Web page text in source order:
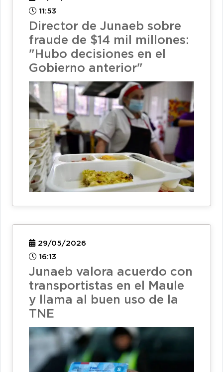
11:53
Director de Junaeb sobre
fraude de $14 mil millones:
"Hubo decisiones en el
Gobierno anterior"
29/05/2026
16:13
Junaeb valora acuerdo con
transportistas en el Maule
y llama al buen uso de la
TNE